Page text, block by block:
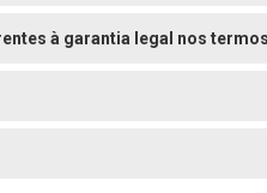
à garantia legal nos